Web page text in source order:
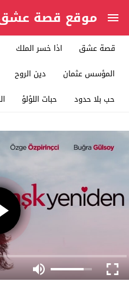
موقع قصة
قصة عشق اذا خسر الملك
المؤسس عثمان
دين الروح
حب بلا حدود
حبات اللؤلؤ